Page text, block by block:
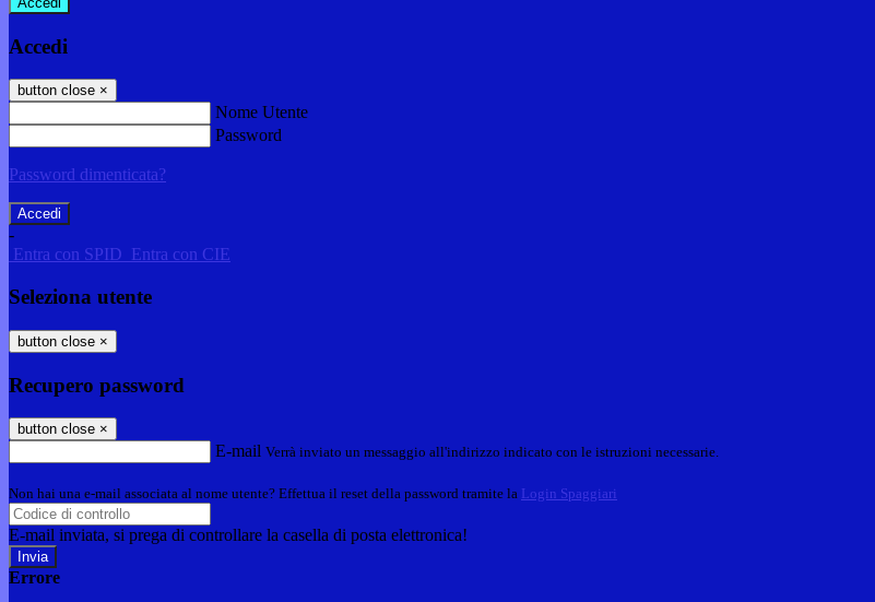
Accedi
button close ×
Nome Utente
Password
Password dimenticata?
-
Entra con SPID Entra con CIE
Seleziona utente
button close ×
Recupero password
button close ×
E-mail Verrà inviato un messaggio all'indirizzo indicato con le istruzioni necessarie.
Non hai una e-mail associata al nome utente? Effettua il reset della password tramite la Login Spaggiari
E-mail inviata, si prega di controllare la casella di posta elettronica!
Errore